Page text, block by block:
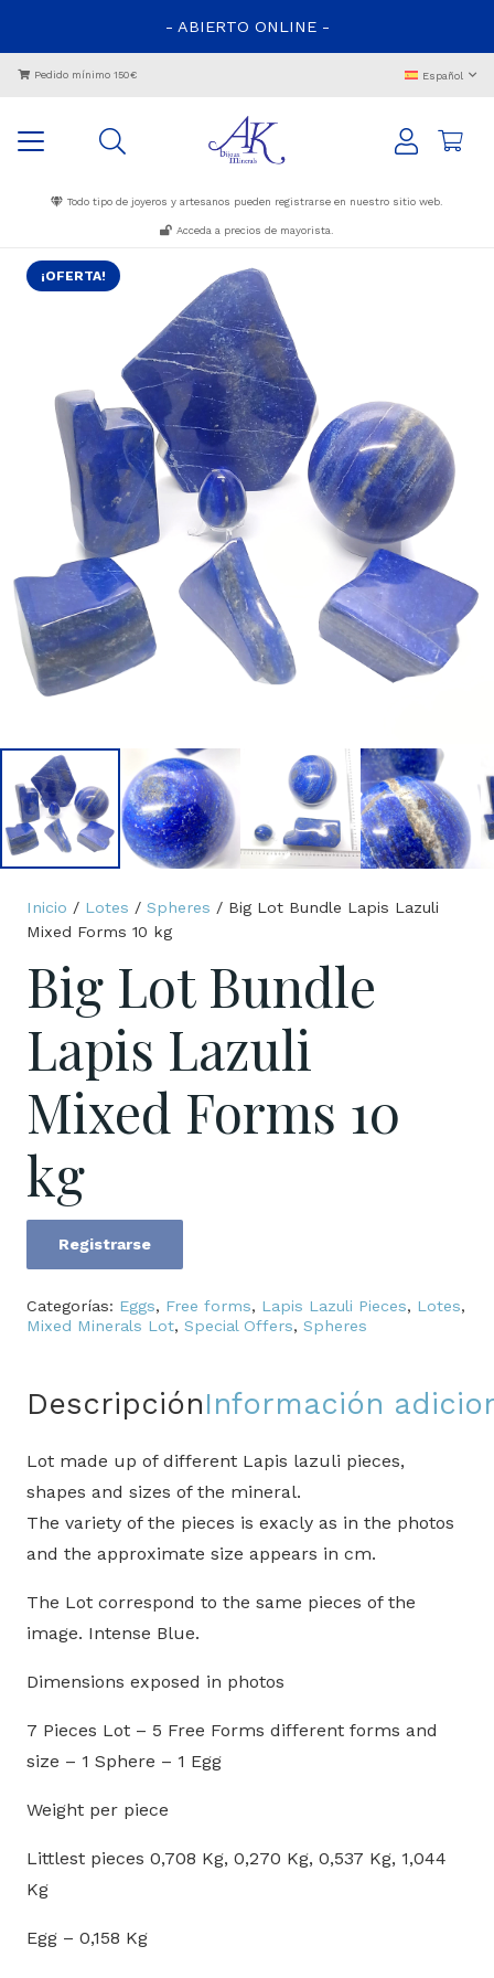
- ABIERTO ONLINE -
Pedido mínimo 150€ Español
Todo tipo de joyeros y artesanos pueden registrarse en nuestro sitio web.
Acceda a precios de mayorista.
¡OFERTA!
Inicio / Lotes / Spheres / Big Lot Bundle Lapis Lazuli
Mixed Forms 10 kg
Big Lot Bundle
Lapis Lazuli
Mixed Forms 10
kg
Bundle
Mixed
Registrarse
Categorías: Eggs, Free forms, Lapis Lazuli Pieces, Lotes,
Mixed Minerals Lot, Special Offers, Spheres
DescripciónInformación
Lot made up of different Lapis lazuli pieces,
shapes and sizes of the mineral.
The variety of the pieces is exacly as in the photos
and the approximate size appears in cm.
The Lot correspond to the same pieces of the
image. Intense Blue.
Dimensions exposed in photos
7 Pieces Lot – 5 Free Forms different forms and
size – 1 Sphere – 1 Egg
Weight per piece
Littlest pieces 0,708 Kg, 0,270 Kg, 0,537 Kg, 1,044
Kg
Egg – 0,158 Kg